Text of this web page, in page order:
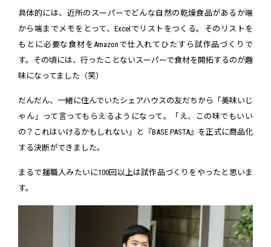
具体的には、近所のスーパーでどんな自然の乾燥食品があるか端
から端までメモをとって、Excelでリストをつくる。そのリストを
もとに必要な食材をAmazonで仕入れてひたすら試作品づくりで
す。その頃には、行ったことないスーパーで食材を開拓するのが趣
味になってました（笑）
だんだん、一緒に住んでいたシェアハウスの友だちから「美味いじ
ゃん」って言ってもらえるようになって。「え、この味でもいい
の？これはいけるかもしれない」と『BASE PASTA』を正式に商品化
する決断ができました。
まるで麺職人みたいに100回以上は試作品づくりをやったと思いま
す。